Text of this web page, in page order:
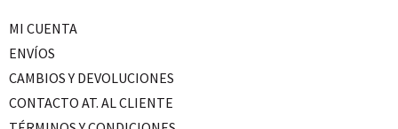
MI CUENTA
ENVÍOS
CAMBIOS Y DEVOLUCIONES
CONTACTO AT. AL CLIENTE